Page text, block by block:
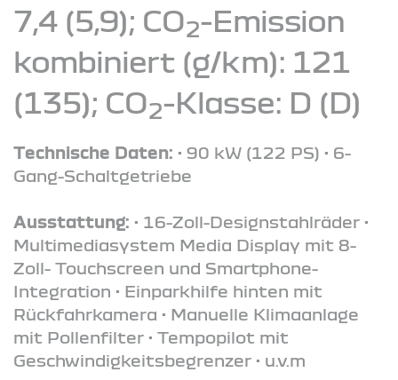
7,4 (5,9); CO2-Emission
kombiniert (g/km): 121
(135); CO2-Klasse: D (D)
Technische Daten: • 90 kW (122 PS) • 6-
Gang-Schaltgetriebe
Ausstattung: • 16-Zoll-Designstahlräder •
Multimediasystem Media Display mit 8-
Zoll- Touchscreen und Smartphone-
Integration • Einparkhilfe hinten mit
Rückfahrkamera • Manuelle Klimaanlage
mit Pollenfilter • Tempopilot mit
Geschwindigkeitsbegrenzer • u.v.m